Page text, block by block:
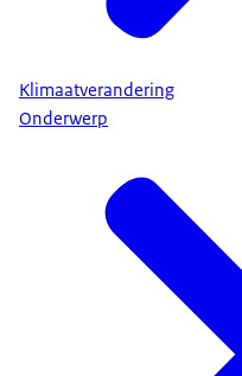
Klimaatverandering
Onderwerp